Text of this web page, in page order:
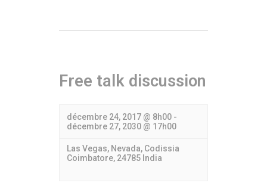
Free talk discussion
décembre 24, 2017 @ 8h00 -
décembre 27, 2030 @ 17h00
Las Vegas, Nevada, Codissia
Coimbatore, 24785 India